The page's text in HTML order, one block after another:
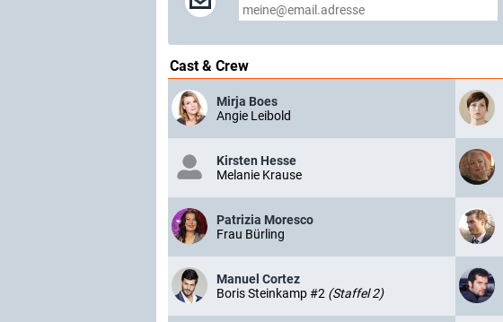
Cast & Crew
Mirja Boes
Angie Leibold
Kirsten Hesse
Melanie Krause
Patrizia Moresco
Frau Bürling
Manuel Cortez
Boris Steinkamp #2 (Staffel 2)